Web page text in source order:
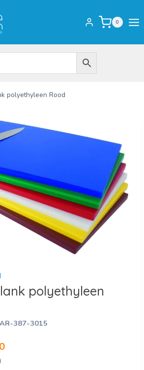
0
polyethyleen Rood
polyethyleen
387-3015
Huidige